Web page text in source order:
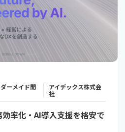
ーメイド開
アイデックス株式会
社
率化・AI導入支援を格安で